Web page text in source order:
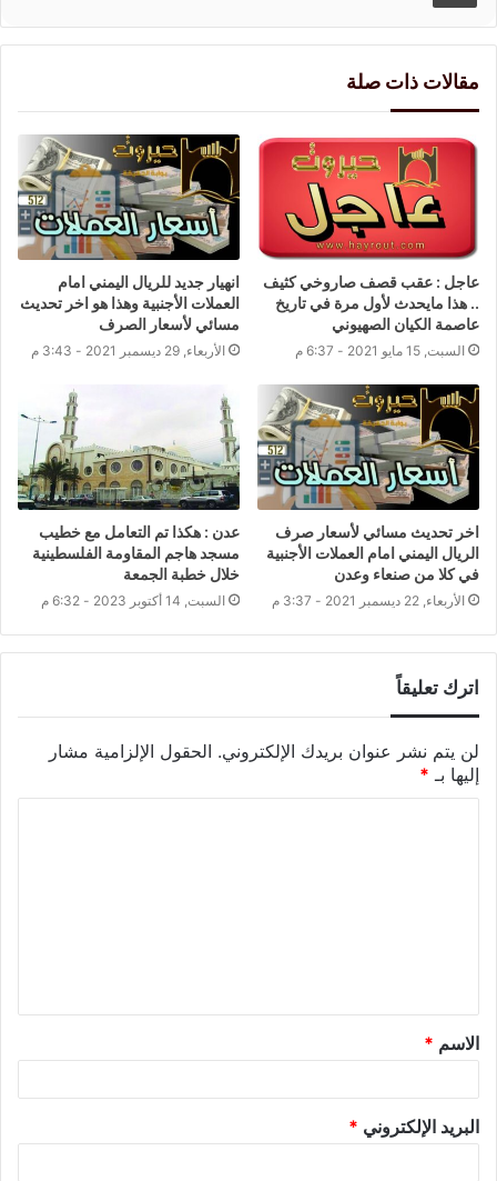
مقالات ذات صلة
عاجل : عقب قصف صاروخي كثيف
.. هذا مايحدث لأول مرة في تاريخ
عاصمة الكيان الصهيوني
السبت, 15 مايو 2021 - 6:37 م
انهيار جديد للريال اليمني امام
العملات الأجنبية وهذا هو اخر تحديث
مسائي لأسعار الصرف
الأربعاء, 29 ديسمبر 2021 - 3:43 م
اخر تحديث مسائي لأسعار صرف
الريال اليمني امام العملات الأجنبية
في كلا من صنعاء وعدن
الأربعاء, 22 ديسمبر 2021 - 3:37 م
عدن : هكذا تم التعامل مع خطيب
مسجد هاجم المقاومة الفلسطينية
خلال خطبة الجمعة
السبت, 14 أكتوبر 2023 - 6:32 م
اترك تعليقاً
لن يتم نشر عنوان بريدك الإلكتروني. الحقول الإلزامية مشار
إليها بـ *
الاسم *
البريد الإلكتروني *